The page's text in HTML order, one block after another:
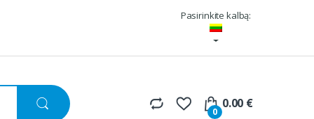
Pasirinkite kalbą:
0
0.00 €